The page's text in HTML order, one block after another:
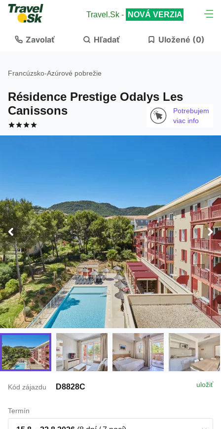
Travel.Sk - NOVÁ VERZIA
Zavolať Hľadať Uložené (0)
Francúzsko-Azúrové pobrežie
Résidence Prestige Odalys Les
Canissons
Potrebujem
viac info
uložiť
Kód zájazdu D8828C
Termín
15.8. - 22.8.2026